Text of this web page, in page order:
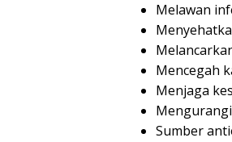
Melawan
Mencegah
Menjaga
Sumber